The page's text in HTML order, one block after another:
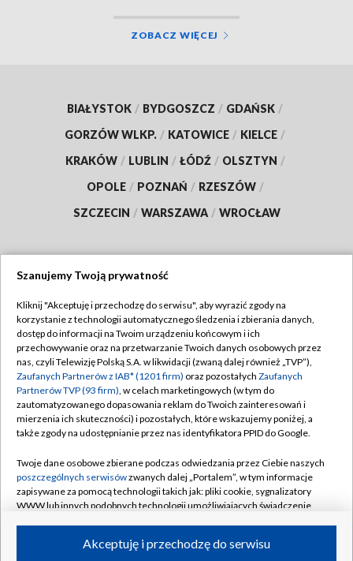
ZOBACZ WIĘCEJ
BIAŁYSTOK / BYDGOSZCZ / GDAŃSK /
GORZÓW WLKP. / KATOWICE / KIELCE /
KRAKÓW / LUBLIN / ŁÓDŹ / OLSZTYN /
OPOLE / POZNAŃ / RZESZÓW /
SZCZECIN / WARSZAWA / WROCŁAW
TVP
Abonament TVP
Emisja w TVP
Centrum informacji TVP
Naziemna Telewizja Cyfrowa
Rada Programowa
System NOS
Informacje o nadawcy
Program dla prasy
Regulamin TVP
Polityka prywatności
Moje zgody
Pomoc
Kontakt
Kanały
Szanujemy Twoją prywatność
Kliknij "Akceptuję i przechodzę do serwisu", aby wyrazić zgody na
korzystanie z technologii automatycznego śledzenia i zbierania danych,
dostęp do informacji na Twoim urządzeniu końcowym i ich
przechowywanie oraz na przetwarzanie Twoich danych osobowych przez
nas, czyli Telewizję Polską S.A. w likwidacji (zwaną dalej również „TVP”),
Zaufanych Partnerów z IAB* (1201 firm) oraz pozostałych Zaufanych
Partnerów TVP (93 firm), w celach marketingowych (w tym do
zautomatyzowanego dopasowania reklam do Twoich zainteresowań i
mierzenia ich skuteczności) i pozostałych, które wskazujemy poniżej, a
także zgody na udostępnianie przez nas identyfikatora PPID do Google.
Twoje dane osobowe zbierane podczas odwiedzania przez Ciebie naszych
poszczególnych serwisówzwanych dalej „Portalem”, w tym informacje
zapisywane za pomocą technologii takich jak: pliki cookie, sygnalizatory
WWW lub innych podobnych technologii umożliwiających świadczenie
ruchu w Internecie.Akceptuję i przechodzę do serwisu